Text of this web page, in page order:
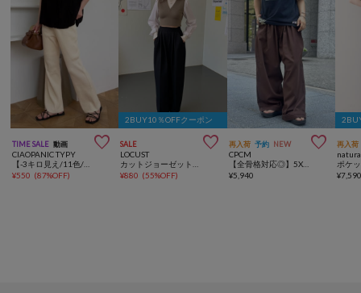
TIME SALE 動画 
CIAOPANIC TYPY
¥550 (87%OFF)
2BUY10％OFFクーポン
SALE 
LOCUST
¥880 (55%OFF)
再入荷 予約 NEW 
CPCM
【全骨格対応◎】5Xイージーパンツ《ユニセックス仕様》
¥5,940
再入荷
¥